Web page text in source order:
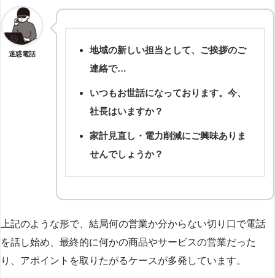
迷惑電話
地域の新しい担当として、ご挨拶のご
連絡で…
いつもお世話になっております。今、
社長はいますか？
家計見直し・電力削減にご興味ありま
せんでしょうか？
上記のような形で、結局何の営業か分からない切り口で電話
を話し始め、最終的に何かの商品やサービスの営業だった
り、アポイントを取りたがるケースが多発しています。